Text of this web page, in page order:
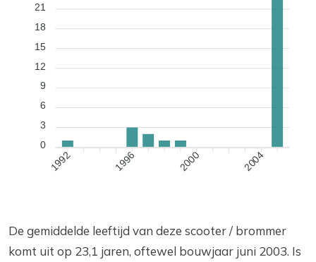
21
18
15
12
9
6
3
0
1992 1996 2000 2004
De gemiddelde leeftijd van deze scooter / brommer
komt uit op 23,1 jaren, oftewel bouwjaar juni 2003. Is